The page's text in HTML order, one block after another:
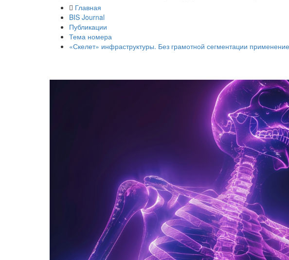
Главная
BIS Journal
Публикации
Тема номера
«Скелет» инфраструктуры. Без грамотной сегментации